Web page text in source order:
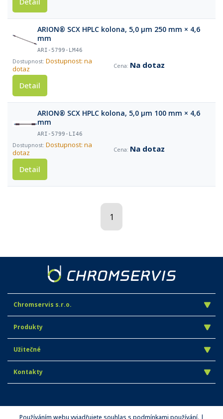
ARION® SCX HPLC kolona, 5,0 µm 250 mm × 4,6
mm
ARI-5799-LM46
Dostupnost: na
dotaz
Na dotaz
Detail
ARION® SCX HPLC kolona, 5,0 µm 100 mm × 4,6
mm
ARI-5799-LI46
Dostupnost: na
dotaz
Na dotaz
Detail
1
Chromservis s.r.o.
Produkty
Užitečné
Kontakty
Používáním webu vyjadřujete souhlas s podmínkami používání. |